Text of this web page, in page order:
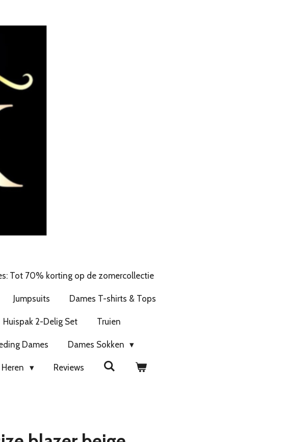
Tot 70% korting op de zomercollectie
Jumpsuits Dames T-shirts & Tops
Huispak 2-Delig Set Truien
Dames Dames Sokken
Heren Reviews